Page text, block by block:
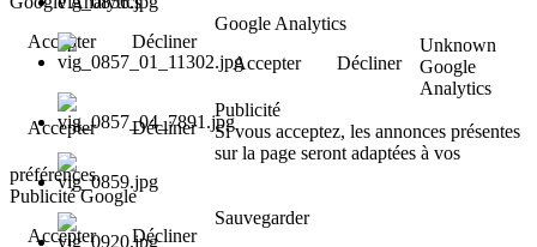
Accepter
Décliner
Google Analytics
Accepter
Décliner
Unknown
Google
Analytics
Accepter
Décliner
Publicité
Si vous acceptez, les annonces présentes
sur la page seront adaptées à vos
préférences.
Publicité Google
Accepter
Décliner
Sauvegarder